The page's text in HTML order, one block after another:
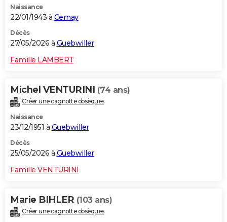
Naissance
22/01/1943 à Cernay
Décès
27/05/2026 à Guebwiller
Famille LAMBERT
Michel VENTURINI (74 ans)
Créer une cagnotte obsèques
Naissance
23/12/1951 à Guebwiller
Décès
25/05/2026 à Guebwiller
Famille VENTURINI
Marie BIHLER (103 ans)
Créer une cagnotte obsèques